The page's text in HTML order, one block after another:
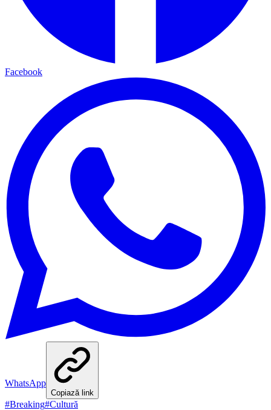
Facebook
WhatsApp
Copiază link
#Breaking#Cultură